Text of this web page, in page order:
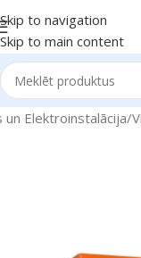
Skip to navigation
Skip to main content
un Elektroinstalācija/